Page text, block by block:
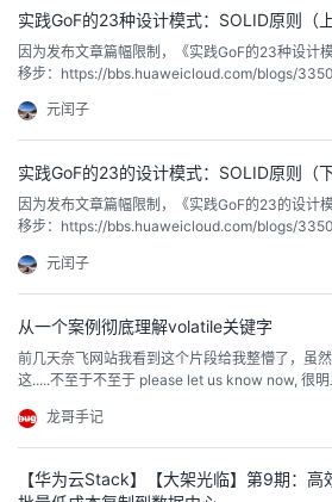
实践GoF的23种设计模式：SOLID原则（上
因为发布文章篇幅限制，《实践GoF的23种设计
移步：https://bbs.huaweicloud.com/blogs/
元闰子
实践GoF的23的设计模式：SOLID原则（下
因为发布文章篇幅限制，《实践GoF的23的设计
移步：https://bbs.huaweicloud.com/blogs/
元闰子
从一个案例彻底理解volatile关键字
前几天奈飞网站我看到这个片段给我整懵了，虽
这.....不至于不至于 please let us know now, 很明
的。扯远了哈，写 volatile 的文章非常多，本人
终感觉有哪里不对劲，但是又说不上来为什么，
龙哥手记
【华为云Stack】【大架光临】第9期：